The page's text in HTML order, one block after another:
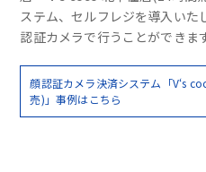
ステム、セルフレジを導入い
認証カメラで行うことができます
顔認証カメラ決済システム「V‘s
売)」事例はこちら